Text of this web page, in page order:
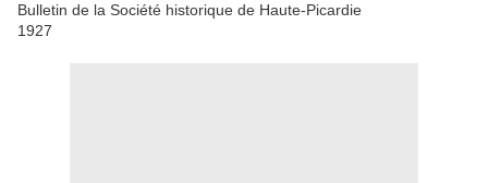
Bulletin de la Société historique de Haute-Picardie
1927